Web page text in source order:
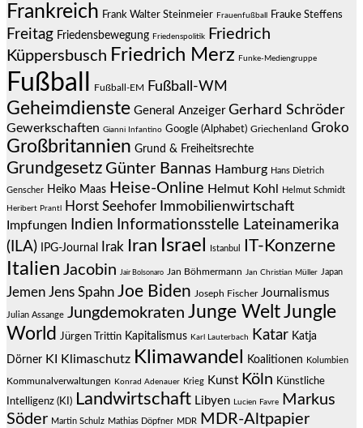
Frankreich Frank Walter Steinmeier Frauenfußball Frauke Steffens
Freitag Friedensbewegung Friedenspolitik
Friedrich
Küppersbusch Friedrich Merz Funke-Mediengruppe
Fußball Fußball-EM Fußball-WM
Geheimdienste General Anzeiger Gerhard Schröder
Gewerkschaften Gianni Infantino Google (Alphabet) Griechenland Groko
Großbritannien Grund & Freiheitsrechte
Grundgesetz Günter Bannas Hamburg Hans Dietrich
Genscher Heiko Maas Heise-Online Helmut Kohl Helmut Schmidt
Heribert Prantl Horst Seehofer Immobilienwirtschaft
Impfungen Indien Informationsstelle Lateinamerika
(ILA)
IPG-Journal Irak Iran Israel Istanbul IT-Konzerne
Italien Jacobin Jair Bolsonaro Jan Böhmermann Jan Christian Müller Japan
Jemen Jens Spahn Joe Biden Joseph Fischer Journalismus
Julian Assange Jungdemokraten Junge WeltJungle
World
Jürgen Trittin Kapitalismus Karl Lauterbach Katar Katja
Dörner KI Klimaschutz Klimawandel Koalitionen Kolumbien
Kommunalverwaltungen Konrad Adenauer Krieg Kunst Köln Künstliche
Intelligenz (KI) Landwirtschaft Libyen Lucien Favre
Markus
Söder Martin Schulz Mathias Döpfner MDR MDR-Altpapier